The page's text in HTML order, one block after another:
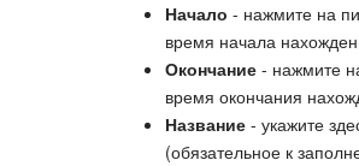
Начало - нажмите на
время начала
Окончание - нажмите
время окончания
Название - укажите
(обязательное к